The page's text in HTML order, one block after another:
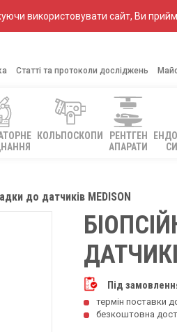
використовувати сайт, Ви
Статті та протоколи досліджень
КОЛЬПОСКОПИ
РЕНТГЕН
АПАРАТИ
до датчиків MEDISON
Під
термін поставки
безкоштовна